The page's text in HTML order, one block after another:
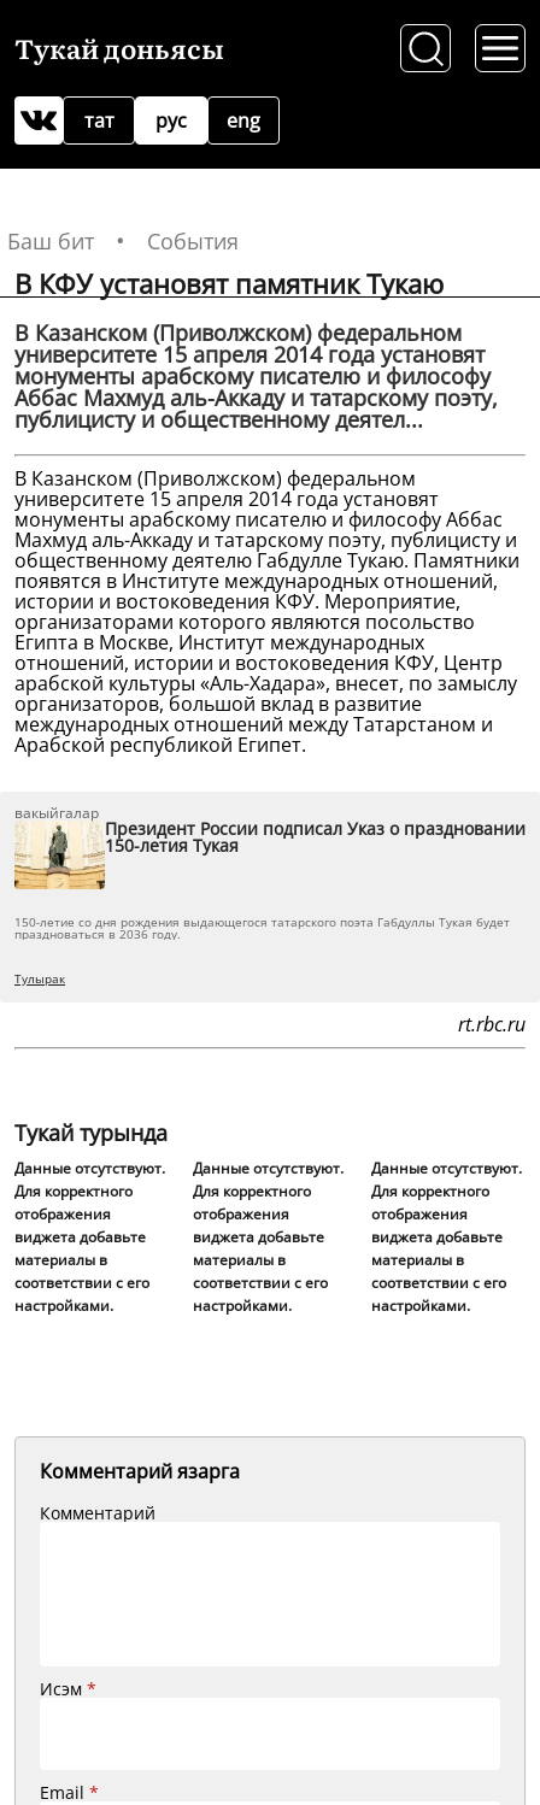
Тукай доньясы
рус
тат eng
Баш бит События
В КФУ установят памятник Тукаю
В Казанском (Приволжском) федеральном
университете 15 апреля 2014 года установят
монументы арабскому писателю и философу
Аббас Махмуд аль-Аккаду и татарскому поэту,
публицисту и общественному деятел...
В Казанском (Приволжском) федеральном
университете 15 апреля 2014 года установят
монументы арабскому писателю и философу Аббас
Махмуд аль-Аккаду и татарскому поэту, публицисту и
общественному деятелю Габдулле Тукаю. Памятники
появятся в Институте международных отношений,
истории и востоковедения КФУ. Мероприятие,
организаторами которого являются посольство
Египта в Москве, Институт международных
отношений, истории и востоковедения КФУ, Центр
арабской культуры «Аль-Хадара», внесет, по замыслу
организаторов, большой вклад в развитие
международных отношений между Татарстаном и
Арабской республикой Египет.
вакыйгалар
Президент России подписал Указ о праздновании
150-летия Тукая
150-летие со дня рождения выдающегося татарского поэта Габдуллы Тукая будет
праздноваться в 2036 году.
Тулырак
rt.rbc.ru
Тукай турында
Данные отсутствуют.
Для корректного
отображения
виджета добавьте
материалы в
соответствии с его
настройками.
Данные отсутствуют.
Для корректного
отображения
виджета добавьте
материалы в
соответствии с его
настройками.
Данные отсутствуют.
Для корректного
отображения
виджета добавьте
материалы в
соответствии с его
настройками.
Комментарий язарга
Комментарий
Исэм *
Email *